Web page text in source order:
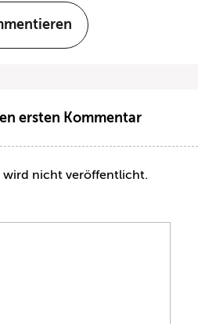
ersten Kommentar
wird nicht veröffentlicht.